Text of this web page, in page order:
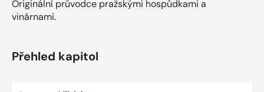
Originální průvodce pražskými hospůdkami a
vinárnami.
Přehled kapitol